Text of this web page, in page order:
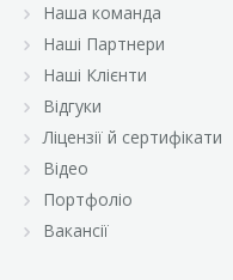
«Велмарт»
«ВК
Наша команда
Наші Партнери
Наші Клієнти
Відгуки
Ліцензії й сертифікати
Відео
Портфоліо
Вакансії